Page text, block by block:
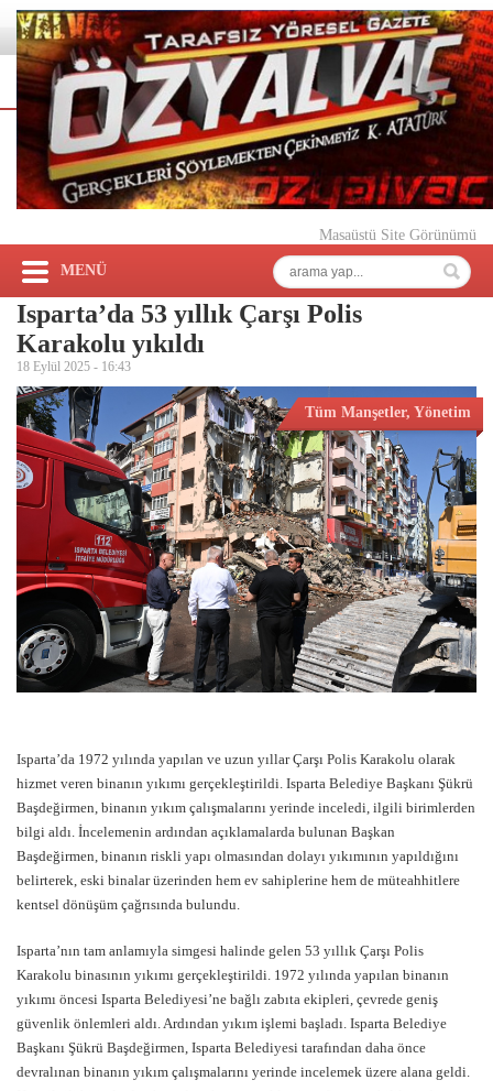
Masaüstü Site Görünümü
MENÜ
Isparta’da 53 yıllık Çarşı Polis
Karakolu yıkıldı
18 Eylül 2025 - 16:43
Tüm Manşetler, Yönetim
Isparta’da 1972 yılında yapılan ve uzun yıllar Çarşı Polis Karakolu olarak
hizmet veren binanın yıkımı gerçekleştirildi. Isparta Belediye Başkanı Şükrü
Başdeğirmen, binanın yıkım çalışmalarını yerinde inceledi, ilgili birimlerden
bilgi aldı. İncelemenin ardından açıklamalarda bulunan Başkan
Başdeğirmen, binanın riskli yapı olmasından dolayı yıkımının yapıldığını
belirterek, eski binalar üzerinden hem ev sahiplerine hem de müteahhitlere
kentsel dönüşüm çağrısında bulundu.
Isparta’nın tam anlamıyla simgesi halinde gelen 53 yıllık Çarşı Polis
Karakolu binasının yıkımı gerçekleştirildi. 1972 yılında yapılan binanın
yıkımı öncesi Isparta Belediyesi’ne bağlı zabıta ekipleri, çevrede geniş
güvenlik önlemleri aldı. Ardından yıkım işlemi başladı. Isparta Belediye
Başkanı Şükrü Başdeğirmen, Isparta Belediyesi tarafından daha önce
devralınan binanın yıkım çalışmalarını yerinde incelemek üzere alana geldi.